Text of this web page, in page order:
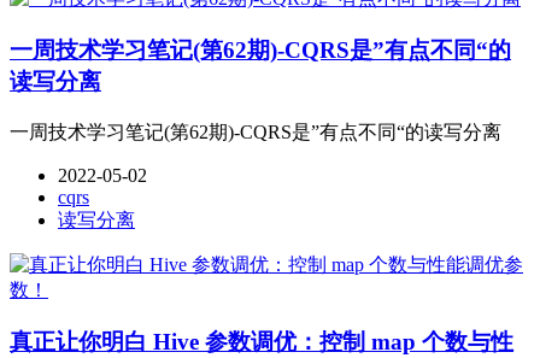
一周技术学习笔记(第62期)-CQRS是”有点不同“的
读写分离
一周技术学习笔记(第62期)-CQRS是”有点不同“的读写分离
2022-05-02
cqrs
读写分离
真正让你明白 Hive 参数调优：控制 map 个数与性